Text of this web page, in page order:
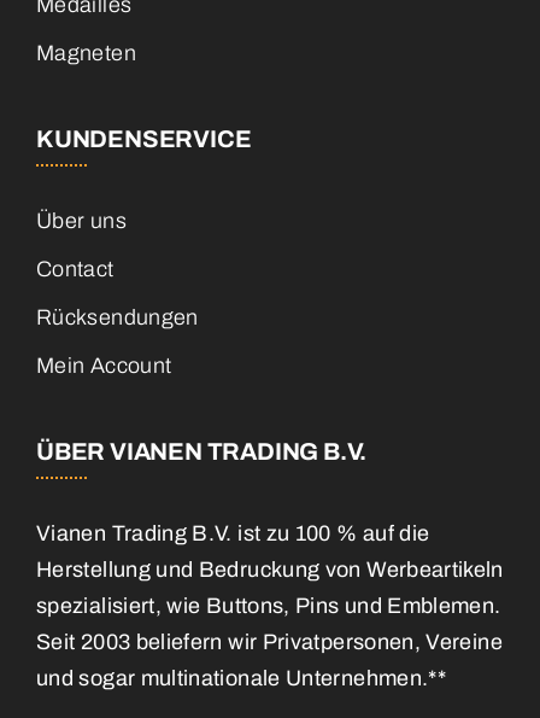
Magneten
KUNDENSERVICE
Über uns
Contact
Rücksendungen
Mein Account
ÜBER VIANEN TRADING B.V.
Vianen Trading B.V. ist zu 100 % auf die
Herstellung und Bedruckung von Werbeartikeln
spezialisiert, wie Buttons, Pins und Emblemen.
Seit 2003 beliefern wir Privatpersonen, Vereine
und sogar multinationale Unternehmen.**